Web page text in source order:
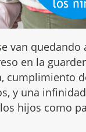
van quedando
en la
cumplimiento
y una
hijos como